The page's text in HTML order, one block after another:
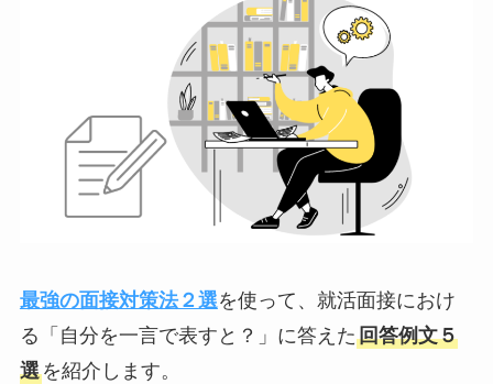
最強の面接対策法２選を使って、就活面接におけ
る「自分を一言で表すと？」に答えた回答例文５
選を紹介します。